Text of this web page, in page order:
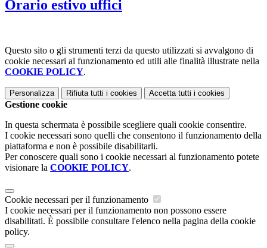
Orario estivo uffici
Questo sito o gli strumenti terzi da questo utilizzati si avvalgono di
cookie necessari al funzionamento ed utili alle finalità illustrate nella
COOKIE POLICY.
Personalizza Rifiuta tutti i cookies Accetta tutti i cookies
Gestione cookie
In questa schermata è possibile scegliere quali cookie consentire.
I cookie necessari sono quelli che consentono il funzionamento della
piattaforma e non è possibile disabilitarli.
Per conoscere quali sono i cookie necessari al funzionamento potete
visionare la COOKIE POLICY.
Cookie necessari per il funzionamento
I cookie necessari per il funzionamento non possono essere
disabilitati. È possibile consultare l'elenco nella pagina della cookie
policy.